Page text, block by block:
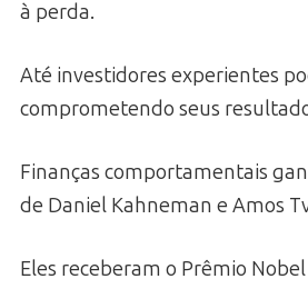
à perda.
Até investidores experientes
comprometendo seus
Finanças comportamentais
de Daniel Kahneman e Amos
Eles receberam o Prêmio